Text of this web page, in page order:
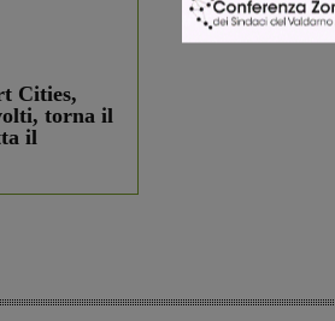
Cities,
torna il
il